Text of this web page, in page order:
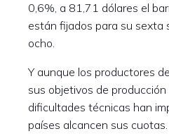
0,6%, a 81,71 dólares el
están fijados para su sexta
ocho.
Y aunque los productores
sus objetivos de producción
dificultades técnicas han
países alcancen sus cuotas.